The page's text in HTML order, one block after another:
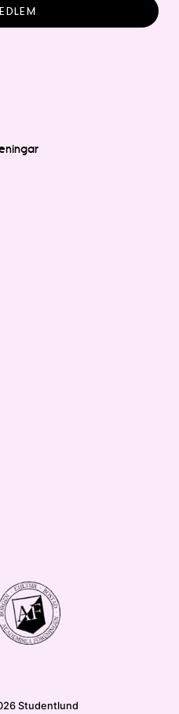
Studentlund